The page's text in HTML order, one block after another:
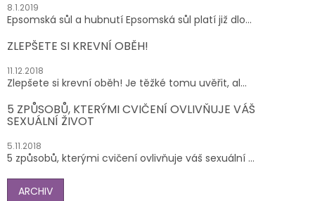
8.1.2019
Epsomská sůl a hubnutí Epsomská sůl platí již dlo...
ZLEPŠETE SI KREVNÍ OBĚH!
11.12.2018
Zlepšete si krevní oběh! Je těžké tomu uvěřit, al...
5 ZPŮSOBŮ, KTERÝMI CVIČENÍ OVLIVŇUJE VÁŠ
SEXUÁLNÍ ŽIVOT
5.11.2018
5 způsobů, kterými cvičení ovlivňuje váš sexuální ...
ARCHIV